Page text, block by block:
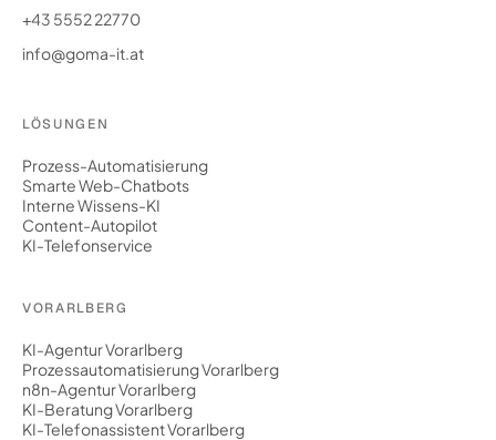
+43 5552 22770
info@goma-it.at
LÖSUNGEN
Prozess-Automatisierung
Smarte Web-Chatbots
Interne Wissens-KI
Content-Autopilot
KI-Telefonservice
VORARLBERG
KI-Agentur Vorarlberg
Prozessautomatisierung Vorarlberg
n8n-Agentur Vorarlberg
KI-Beratung Vorarlberg
KI-Telefonassistent Vorarlberg